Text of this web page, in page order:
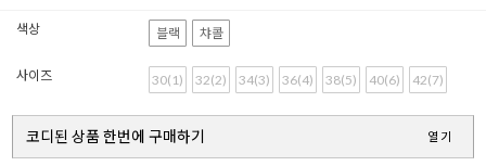
색상 블랙 챠콜
사이즈 30(1) 32(2) 34(3) 36(4) 38(5) 40(6) 42(7)
코디된 상품 한번에 구매하기 열기